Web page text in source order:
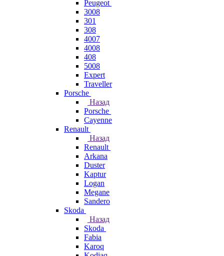
Peugeot
3008
301
308
4007
4008
408
5008
Expert
Traveller
Porsche
Назад
Porsche
Cayenne
Renault
Назад
Renault
Arkana
Duster
Kaptur
Logan
Megane
Sandero
Skoda
Назад
Skoda
Fabia
Karoq